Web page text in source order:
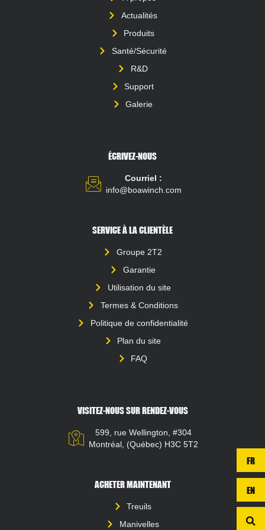
Actualités
Produits
Santé/Sécurité
R&D
Support
Galerie
ÉCRIVEZ-NOUS
Courriel :
info@boawinch.com
SERVICE À LA CLIENTÈLE
Groupe 2T2
Garantie
Utilisation du site
Termes & Conditions
Politique de confidentialité
Plan du site
FAQ
VISITEZ-NOUS SUR RENDEZ-VOUS
599, rue Wellington, #304
Montréal, (Québec) H3C 5T2
ACHETER MAINTENANT
Treuils
Manivelles
FR
EN